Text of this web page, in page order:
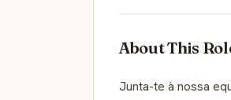
About This
Junta-te à nossa